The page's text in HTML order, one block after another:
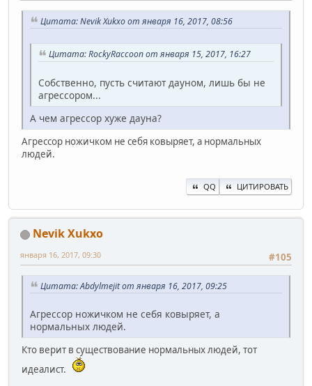
Цитата: Nevik Xukxo от января 16, 2017, 08:56
Цитата: RockyRaccoon от января 15, 2017, 16:27
Собственно, пусть считают дауном, лишь бы не
агрессором...
А чем агрессор хуже дауна?
Агрессор ножичком не себя ковыряет, а нормальных
людей.
QQ ЦИТИРОВАТЬ
Nevik Xukxo
#105
января 16, 2017, 09:30
Цитата: Abdylmejit от января 16, 2017, 09:25
Агрессор ножичком не себя ковыряет, а
нормальных людей.
Кто верит в существование нормальных людей, тот
идеалист.